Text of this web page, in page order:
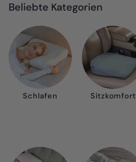
Beliebte Kategorien
Schlafen Sitzkomfort